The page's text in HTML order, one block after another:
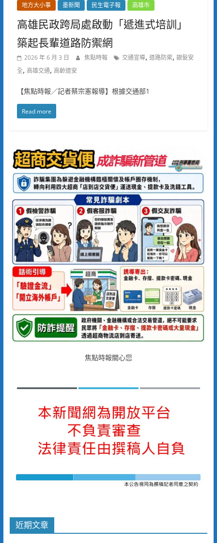
地方大小事 墨新聞 民生電子報 高雄市
高雄民政跨局處啟動「遞進式培訓」
築起長輩道路防禦網
2026 年 6 月 3 日 焦點時報 交通宣導, 道路防禦, 銀髮安
全, 高雄交通, 高齡道安
【焦點時報／記者蔡宗憲報導】根據交通部1
Read more
焦點時報關心您
近期文章